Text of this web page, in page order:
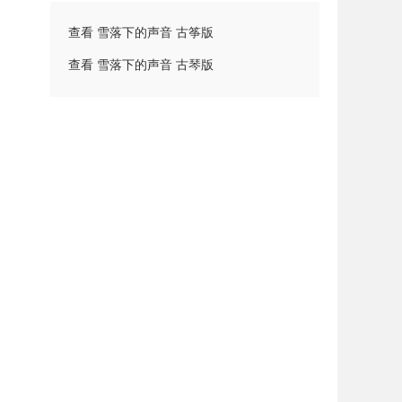
查看 雪落下的声音 古筝版
查看 雪落下的声音 古琴版